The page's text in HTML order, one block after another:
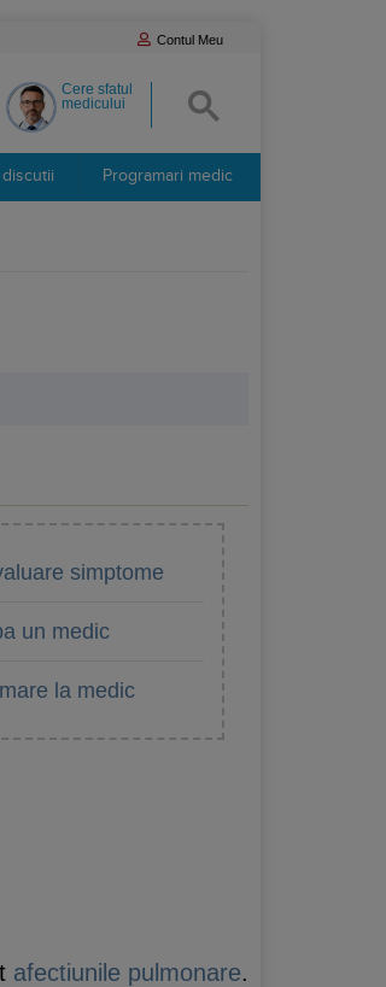
Contul Meu
Cere sfatul
medicului
Programari medic
simptome
un medic
la medic
afectiunile pulmonare.